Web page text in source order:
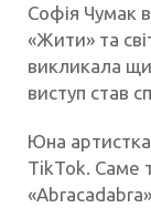
Софія Чумак
«Жити» та
викликала
виступ став
Юна артистка
TikTok. Саме